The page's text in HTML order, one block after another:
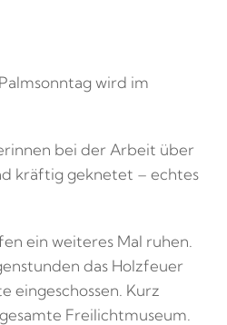
wird im
bei der Arbeit über
kräftig geknetet – echtes
ein weiteres Mal ruhen.
das Holzfeuer
eingeschossen. Kurz
Freilichtmuseum.